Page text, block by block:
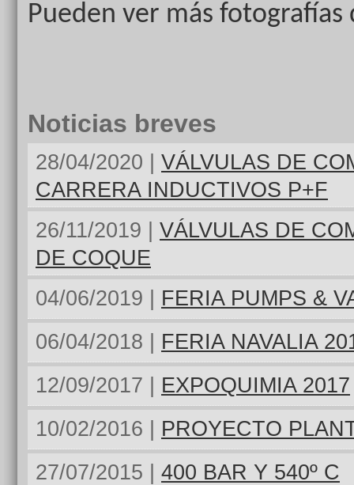
Pueden ver más
Noticias breves
28/04/2020 | VÁLVULAS DE
CARRERA INDUCTIVOS P+F
26/11/2019 | VÁLVULAS DE
DE COQUE
04/06/2019 | FERIA PUMPS &
06/04/2018 | FERIA NAVALIA
12/09/2017 | EXPOQUIMIA 2017
10/02/2016 | PROYECTO
27/07/2015 | 400 BAR Y 540º C